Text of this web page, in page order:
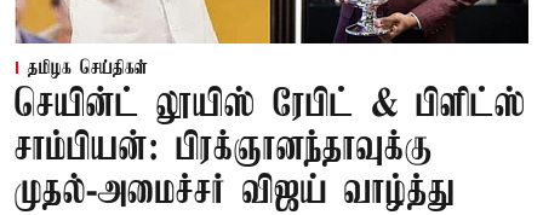
தமிழக செய்திகள்
செயின்ட் லூயிஸ் ரேபிட் & பிளிட்ஸ்
சாம்பியன்: பிரக்ஞானந்தாவுக்கு
முதல்-அமைச்சர் விஜய் வாழ்த்து